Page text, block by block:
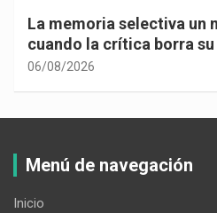
La memoria selectiva un
cuando la crítica borra
06/08/2026
Menú de navegación
Inicio